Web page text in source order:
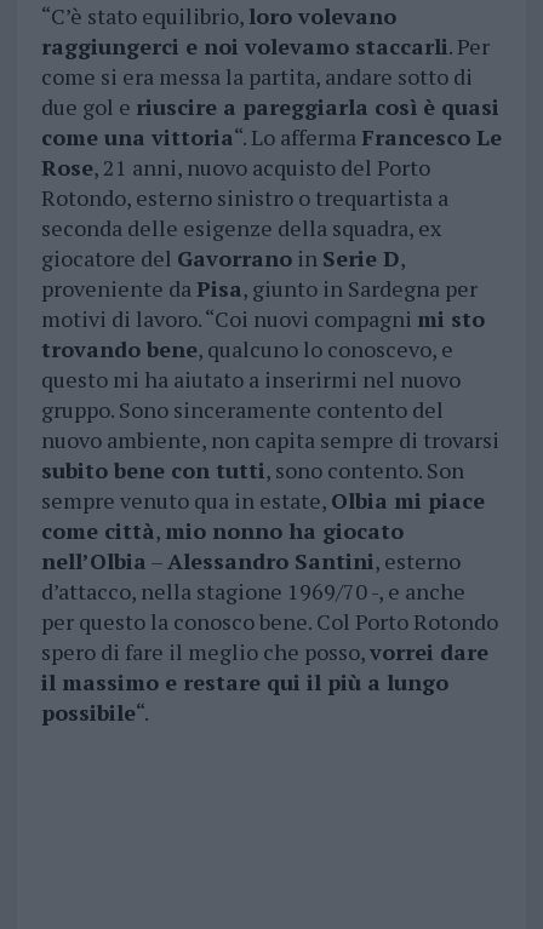
“C’è stato equilibrio, loro volevano
raggiungerci e noi volevamo staccarli. Per
come si era messa la partita, andare sotto di
due gol e riuscire a pareggiarla così è quasi
come una vittoria“. Lo afferma Francesco Le
Rose, 21 anni, nuovo acquisto del Porto
Rotondo, esterno sinistro o trequartista a
seconda delle esigenze della squadra, ex
giocatore del Gavorranoin Serie D,
proveniente daPisa, giunto in Sardegna per
motivi di lavoro. “Coi nuovi compagni mi sto
trovando bene, qualcuno lo conoscevo, e
questo mi ha aiutato a inserirmi nel nuovo
gruppo. Sono sinceramente contento del
nuovo ambiente, non capita sempre di trovarsi
subito bene con tutti, sono contento. Son
sempre venuto qua in estate, Olbia mi piace
come città, mio nonno ha giocato
nell’Olbia –Alessandro Santini, esterno
d’attacco, nella stagione 1969/70 -, e anche
per questo la conosco bene. Col Porto Rotondo
spero di fare il meglio che posso,vorrei dare
il massimo e restare qui il più a lungo
possibile“.